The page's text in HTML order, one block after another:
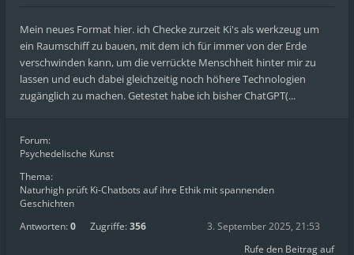
Mein neues Format hier. ich Checke zurzeit Ki's als werkzeug um
ein Raumschiff zu bauen, mit dem ich für immer von der Erde
verschwinden kann, um die verrückte Menschheit hinter mir zu
lassen und euch dabei gleichzeitig noch höhere Technologien
zugänglich zu machen. Getestet habe ich bisher ChatGPT(...
Forum:
Psychedelische Kunst
Thema:
Naturhigh prüft Ki-Chatbots auf ihre Ethik mit spannenden
Geschichten
Antworten:0 Zugriffe:356
3. September 2025, 21:53
Rufe den Beitrag auf